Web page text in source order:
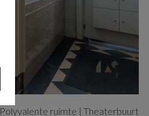
Polyvalente ruimte | Theaterbuurt